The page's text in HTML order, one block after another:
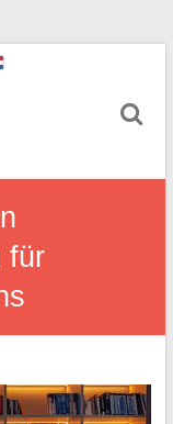
für